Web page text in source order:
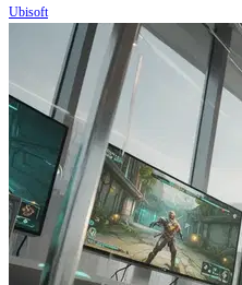
Ubisoft